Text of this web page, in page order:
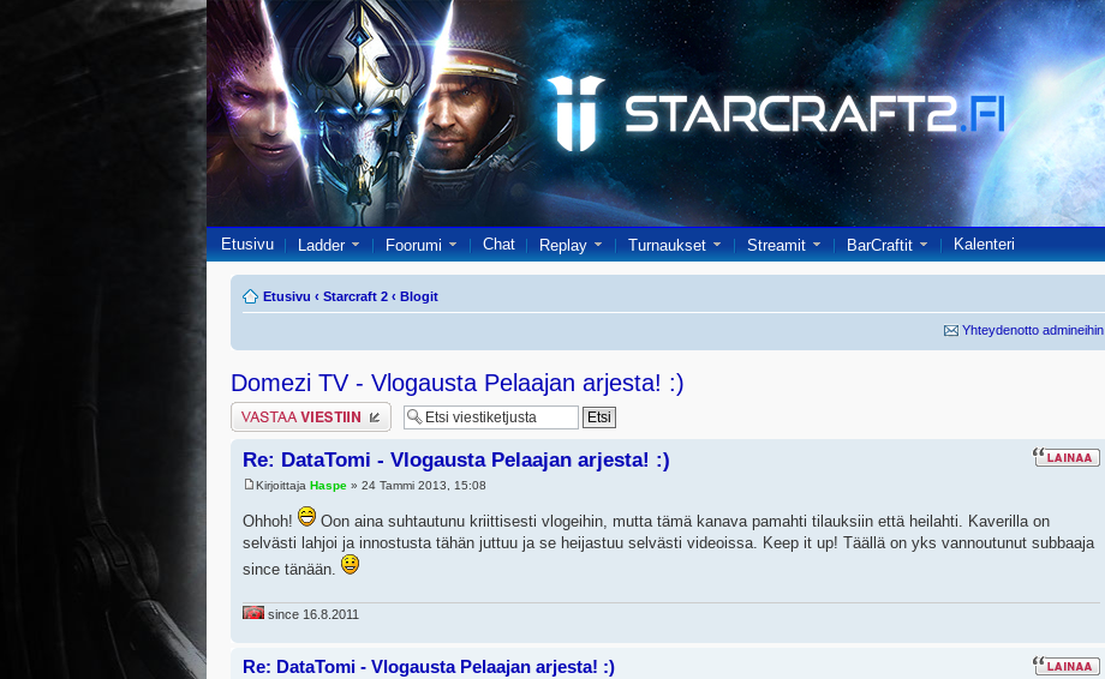
Etusivu Ladder Foorumi Chat Replay Turnaukset Streamit BarCraftit Kalenteri
Etusivu ‹ Starcraft 2 ‹ Blogit
Yhteydenotto admineihin
Domezi TV - Vlogausta Pelaajan arjesta! :)
Lähetä vastaus
Re: DataTomi - Vlogausta Pelaajan arjesta! :)
Kirjoittaja Haspe » 24 Tammi 2013, 15:08
Ohhoh!
Oon aina suhtautunu kriittisesti vlogeihin, mutta tämä kanava pamahti tilauksiin että heilahti. Kaverilla on
selvästi lahjoi ja innostusta tähän juttuu ja se heijastuu selvästi videoissa. Keep it up! Täällä on yks vannoutunut subbaaja
since tänään.
since 16.8.2011
Re: DataTomi - Vlogausta Pelaajan arjesta! :)